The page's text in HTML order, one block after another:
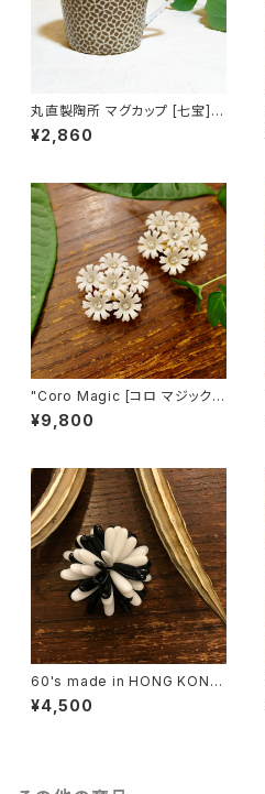
丸直製陶所 マグカップ [七宝]
（茶）
¥2,860
"Coro Magic [コロ マジック]"
60's NY買い付け 可憐な白い
花束のような磁石留めヴィンテ
¥9,800
60's made in HONG KONG
Black & White Flower Motif
ヴィンテージブローチ [BV-40
¥4,500